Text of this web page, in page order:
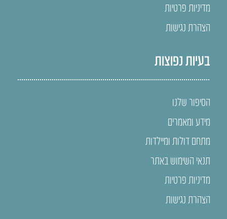
מדיניות פרטיות
הצהרת נגישות
בעיות נפוצות
הסיפור שלנו
מידע ומאמרים
מתחם דולות ומיילדות
תנאי השימוש באתר
מדיניות פרטיות
הצהרת נגישות